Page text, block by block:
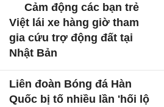
Cảm động các bạn trẻ
Việt lái xe hàng giờ tham
gia cứu trợ động đất tại
Nhật Bản
Liên đoàn Bóng đá Hàn
Quốc bị tố nhiều lần 'hối lộ